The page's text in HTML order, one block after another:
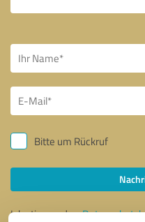
Bitte um Rückruf
Ich stimme den